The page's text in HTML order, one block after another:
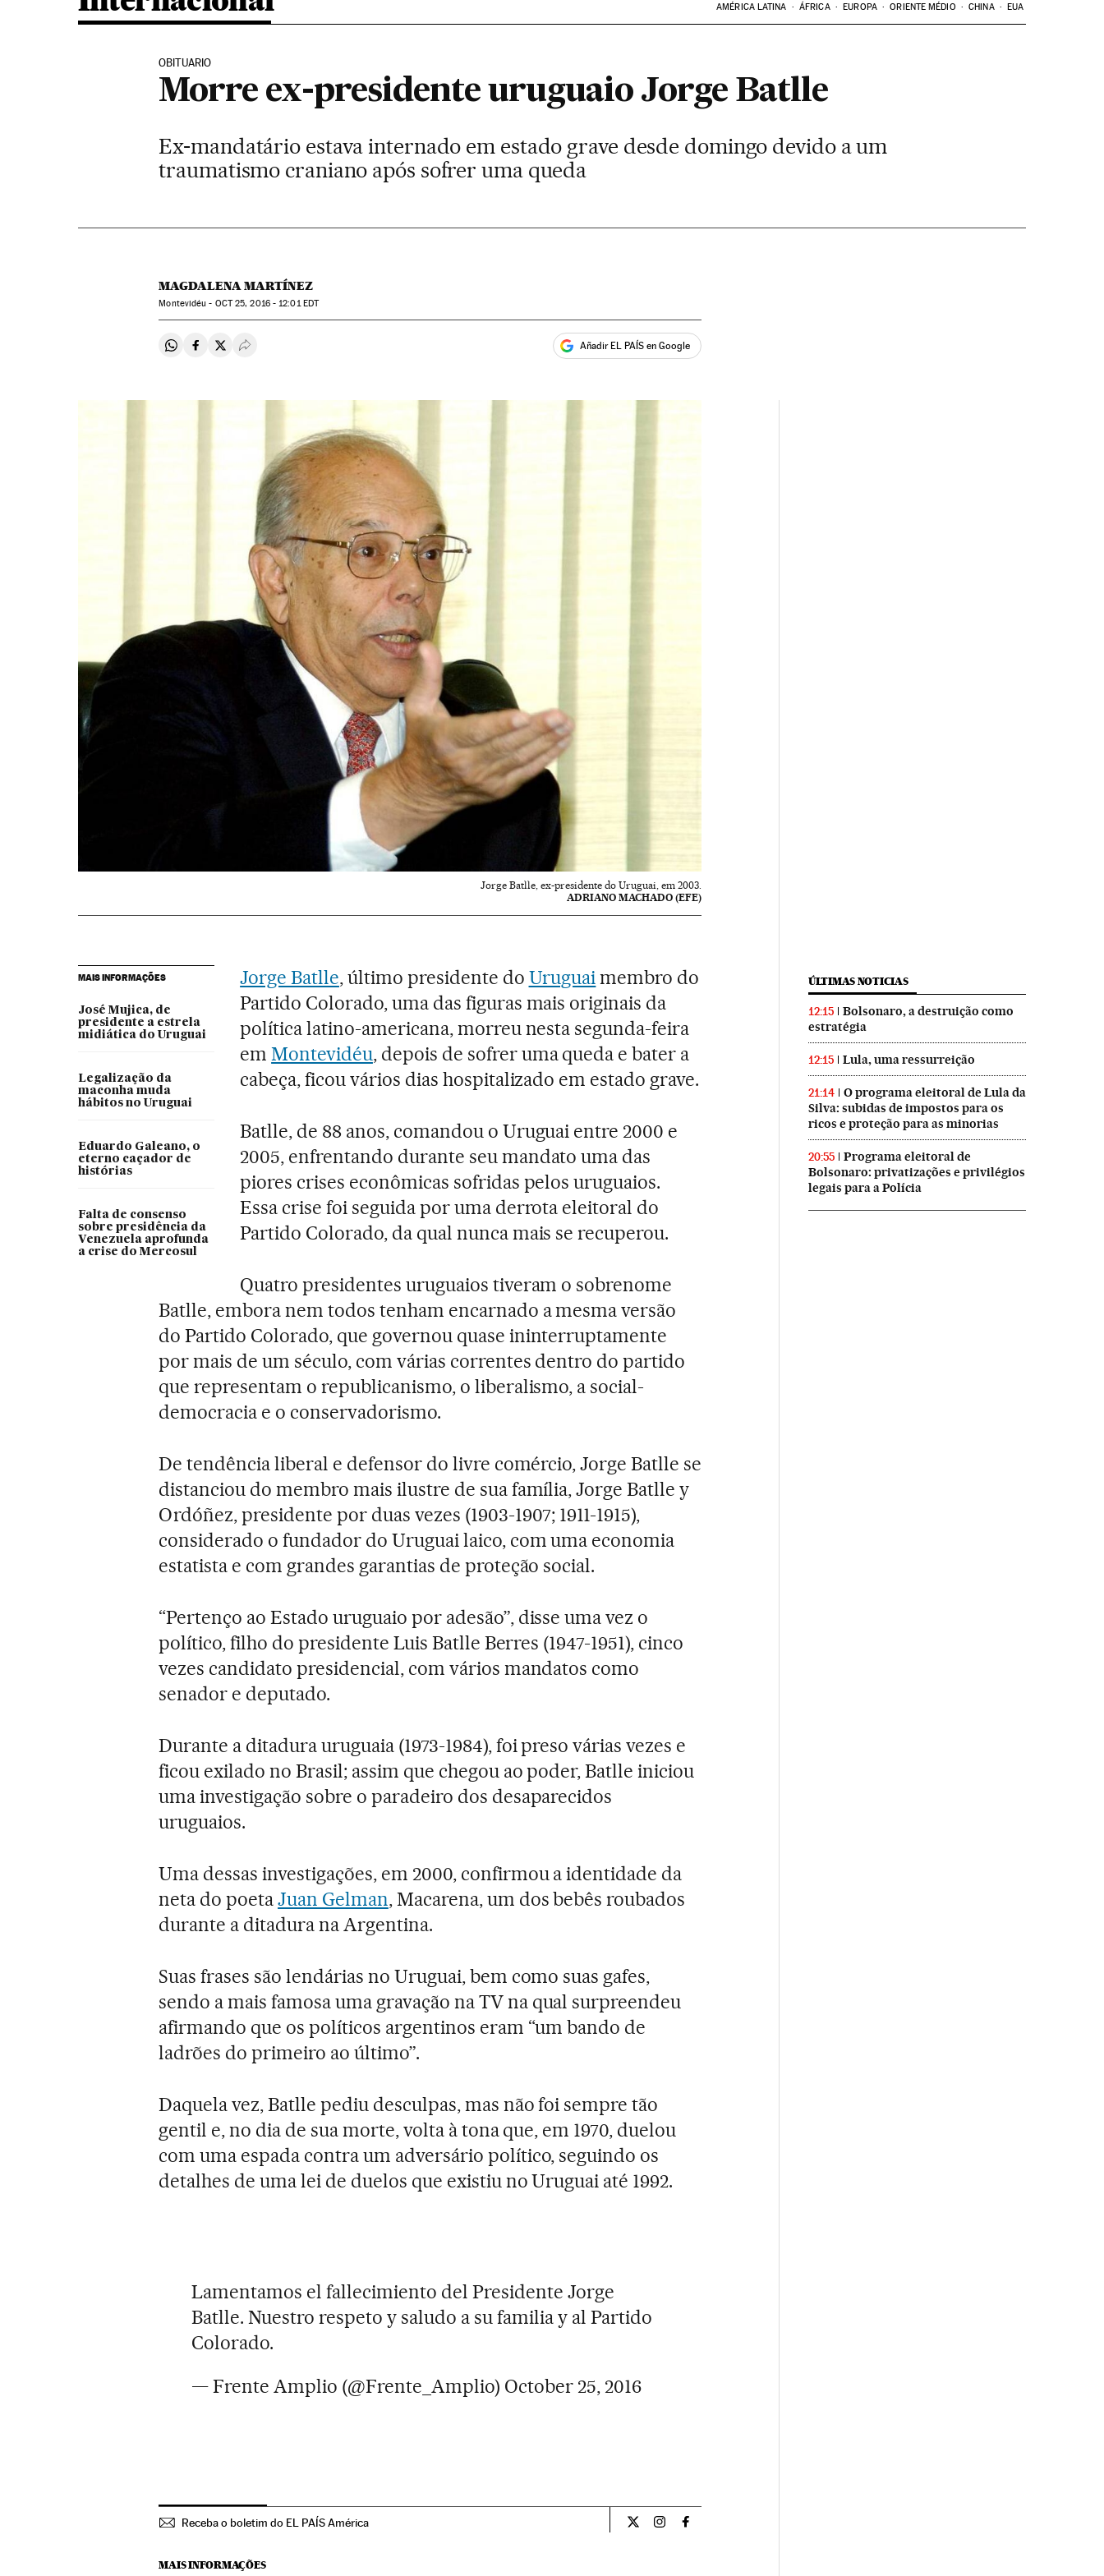
AMÉRICA LATINA ÁFRICA EUROPA ORIENTE MÉDIO CHINA EUA
OBITUARIO
Morre ex-presidente uruguaio Jorge Batlle
Ex-mandatário estava internado em estado grave desde domingo devido a um
traumatismo craniano após sofrer uma queda
MAGDALENA MARTÍNEZ
Montevidéu - OCT25, 2016 - 12:01EDT
Compartir en Whatsapp
Compartir en Facebook
Compartir en Twitter
Desplegar Redes Sociales Añadir EL PAÍS en Google
Jorge Batlle, ex-presidente do Uruguai, em 2003.
ADRIANO MACHADO (EFE)
MAIS INFORMAÇÕES
José Mujica, de
presidente a estrela
midiática do Uruguai
Legalização da
maconha muda
hábitos no Uruguai
Eduardo Galeano, o
eterno caçador de
histórias
Falta de consenso
sobre presidência da
Venezuela aprofunda
a crise do Mercosul
Jorge Batlle, último presidente do Uruguaimembro do
Partido Colorado, uma das figuras mais originais da
política latino-americana, morreu nesta segunda-feira
emMontevidéu, depois de sofrer uma queda e bater a
cabeça, ficou vários dias hospitalizado em estado grave.
Batlle, de 88 anos, comandou o Uruguai entre 2000 e
2005, enfrentando durante seu mandato uma das
piores crises econômicas sofridas pelos uruguaios.
Essa crise foi seguida por uma derrota eleitoral do
Partido Colorado, da qual nunca mais se recuperou.
Quatro presidentes uruguaios tiveram o sobrenome
Batlle, embora nem todos tenham encarnado a mesma versão
do Partido Colorado, que governou quase ininterruptamente
por mais de um século, com várias correntes dentro do partido
que representam o republicanismo, o liberalismo, a social-
democracia e o conservadorismo.
De tendência liberal e defensor do livre comércio, Jorge Batlle se
distanciou do membro mais ilustre de sua família, Jorge Batlle y
Ordóñez, presidente por duas vezes (1903-1907; 1911-1915),
considerado o fundador do Uruguai laico, com uma economia
estatista e com grandes garantias de proteção social.
“Pertenço ao Estado uruguaio por adesão”, disse uma vez o
político, filho do presidente Luis Batlle Berres (1947-1951), cinco
vezes candidato presidencial, com vários mandatos como
senador e deputado.
Durante a ditadura uruguaia (1973-1984), foi preso várias vezes e
ficou exilado no Brasil; assim que chegou ao poder, Batlle iniciou
uma investigação sobre o paradeiro dos desaparecidos
uruguaios.
Uma dessas investigações, em 2000, confirmou a identidade da
neta do poetaJuan Gelman, Macarena, um dos bebês roubados
durante a ditadura na Argentina.
Suas frases são lendárias no Uruguai, bem como suas gafes,
sendo a mais famosa uma gravação na TV na qual surpreendeu
afirmando que os políticos argentinos eram “um bando de
ladrões do primeiro ao último”.
Daquela vez, Batlle pediu desculpas, mas não foi sempre tão
gentil e, no dia de sua morte, volta à tona que, em 1970, duelou
com uma espada contra um adversário político, seguindo os
detalhes de uma lei de duelos que existiu no Uruguai até 1992.
Lamentamos el fallecimiento del Presidente Jorge
Batlle. Nuestro respeto y saludo a su familia y al Partido
Colorado.
— Frente Amplio (@Frente_Amplio) October 25, 2016
Receba o boletim do EL PAÍS América Internacional El País Brasil en Twitter
Internacional El País Brasil en Instagram
Internacional El País Brasil en Facebook
MAIS INFORMAÇÕES
ÚLTIMAS NOTICIAS
12:15
Bolsonaro, a destruição como
estratégia
12:15 Lula, uma ressurreição
21:14
O programa eleitoral de Lula da
Silva: subidas de impostos para os
ricos e proteção para as minorias
20:55
Programa eleitoral de
Bolsonaro: privatizações e privilégios
legais para a Polícia